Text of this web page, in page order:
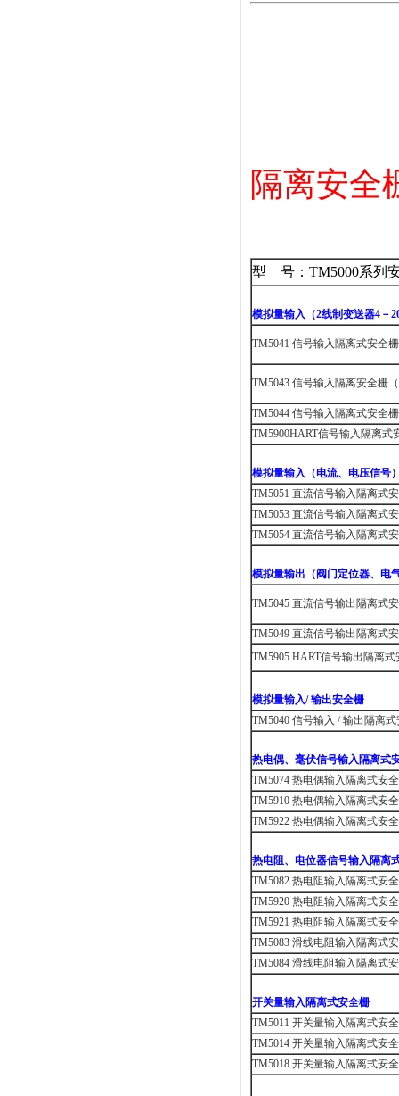
隔离安全
型 号：TM5000系列
模拟量输入（2线制变送器4 －
TM5041 信号输入隔离式安全
TM5043 信号输入隔离安全栅
TM5044 信号输入隔离式安全
TM5900HART信号输入隔离式
模拟量输入（电流、电压信号
TM5051 直流信号输入隔离式
TM5053 直流信号输入隔离式
TM5054 直流信号输入隔离式
模拟量输出（阀门定位器、电
TM5045 直流信号输出隔离式
TM5049 直流信号输出隔离式
TM5905 HART信号输出隔离式
模拟量输入/输出安全栅
TM5040 信号输入 /输出隔离
热电偶、毫伏信号输入隔离式
TM5074 热电偶输入隔离式安
TM5910 热电偶输入隔离式安
TM5922 热电偶输入隔离式安
热电阻、电位器信号输入隔离
TM5082 热电阻输入隔离式安
TM5920 热电阻输入隔离式安
TM5921 热电阻输入隔离式安
TM5083 滑线电阻输入隔离式
TM5084 滑线电阻输入隔离式
开关量输入隔离式安全栅
TM5011 开关量输入隔离式安
TM5014 开关量输入隔离式安
TM5018 开关量输入隔离式安